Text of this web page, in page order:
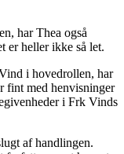
har Thea også
er heller ikke så let.
i hovedrollen, har
fint med henvisninger
i Frk Vinds
af handlingen.